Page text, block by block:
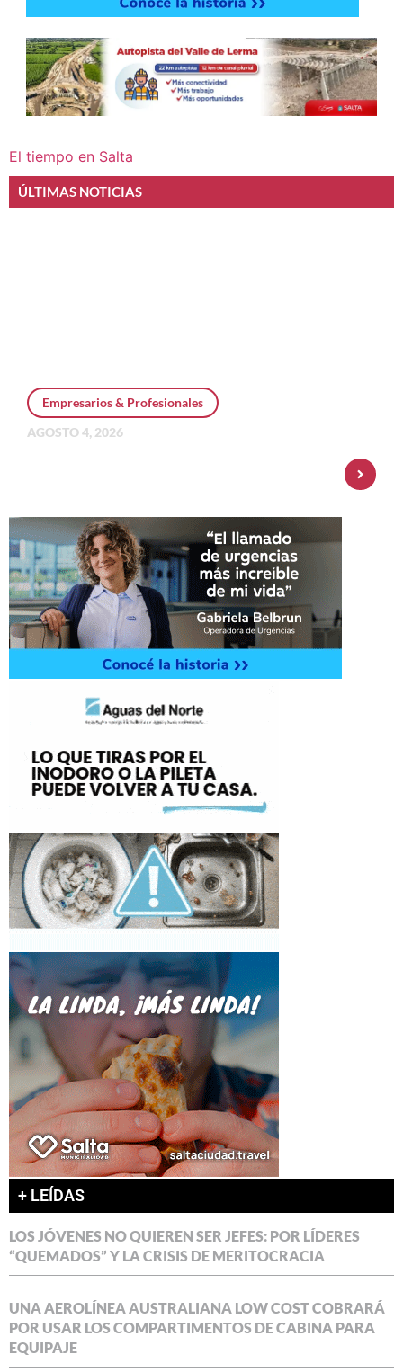
El tiempo en Salta
ÚLTIMAS NOTICIAS
Empresarios & Profesionales
AGOSTO 4, 2026
+ LEÍDAS
LOS JÓVENES NO QUIEREN SER JEFES: POR LÍDERES
“QUEMADOS” Y LA CRISIS DE MERITOCRACIA
UNA AEROLÍNEA AUSTRALIANA LOW COST COBRARÁ
POR USAR LOS COMPARTIMENTOS DE CABINA PARA
EQUIPAJE